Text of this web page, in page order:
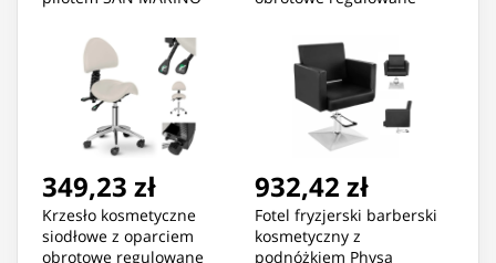
349,23 zł
Krzesło kosmetyczne
siodłowe z oparciem
obrotowe regulowane
932,42 zł
Fotel fryzjerski barberski
kosmetyczny z
podnóżkiem Physa